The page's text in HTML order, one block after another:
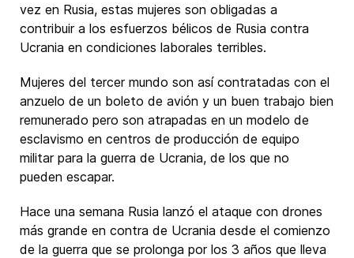
vez en Rusia, estas mujeres son obligadas a
contribuir a los esfuerzos bélicos de Rusia contra
Ucrania en condiciones laborales terribles.
Mujeres del tercer mundo son así contratadas con el
anzuelo de un boleto de avión y un buen trabajo bien
remunerado pero son atrapadas en un modelo de
esclavismo en centros de producción de equipo
militar para la guerra de Ucrania, de los que no
pueden escapar.
Hace una semana Rusia lanzó el ataque con drones
más grande en contra de Ucrania desde el comienzo
de la guerra que se prolonga por los 3 años que lleva